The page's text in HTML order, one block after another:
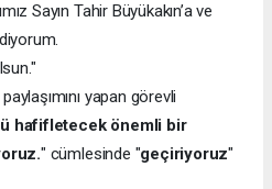
Sayın Tahir Büyükakın’a ve
yapan görevli
hafifletecek önemli bir
" cümlesinde "geçiriyoruz"